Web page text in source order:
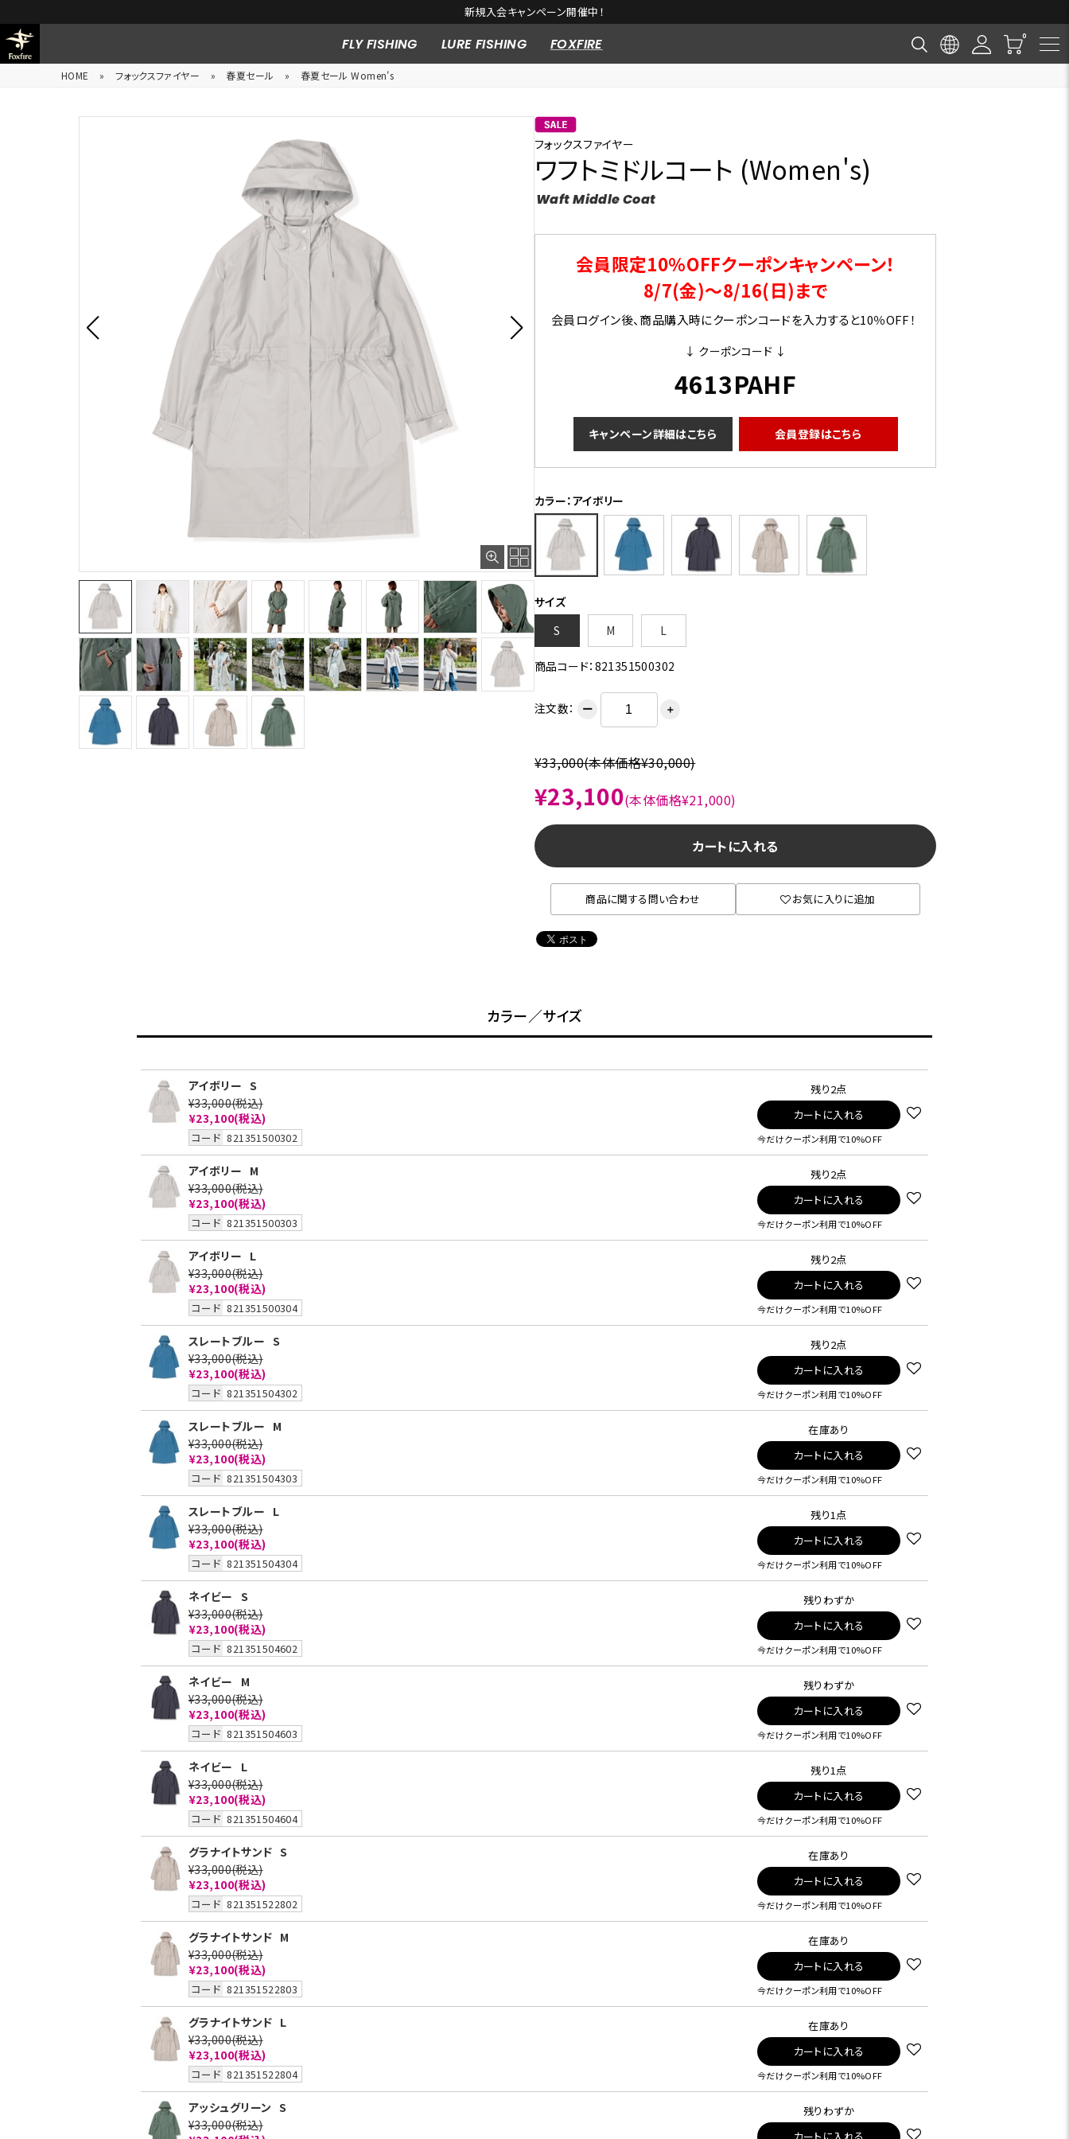
新規入会キャンペーン開催中！
FLY FISHING LURE FISHING FOXFIRE
HOME » フォックスファイヤー » 春夏セール » 春夏セール Women's
フォックスファイヤー
ワフトミドルコート (Women's)
Waft Middle Coat
会員限定10％OFFクーポンキャンペーン！
8/7(金)～8/16(日)まで
会員ログイン後、商品購入時にクーポンコードを入力すると10％OFF！
↓ クーポンコード ↓
4613PAHF
キャンペーン詳細はこちら 会員登録はこちら
カラー：アイボリー
サイズ
S
M L
商品コード：821351500302
注文数： ー ＋
¥33,000(本体価格¥30,000)
¥23,100(本体価格¥21,000)
カートに入れる
商品に関する問い合わせ お気に入りに追加
カラー／サイズ
アイボリー S
¥33,000(税込)
¥23,100(税込)
コード 821351500302
残り2点
カートに入れる
今だけクーポン利用で10%OFF
アイボリー M
¥33,000(税込)
¥23,100(税込)
コード 821351500303
残り2点
カートに入れる
今だけクーポン利用で10%OFF
アイボリー L
¥33,000(税込)
¥23,100(税込)
コード 821351500304
残り2点
カートに入れる
今だけクーポン利用で10%OFF
スレートブルー S
¥33,000(税込)
¥23,100(税込)
コード 821351504302
残り2点
カートに入れる
今だけクーポン利用で10%OFF
スレートブルー M
¥33,000(税込)
¥23,100(税込)
コード 821351504303
在庫あり
カートに入れる
今だけクーポン利用で10%OFF
スレートブルー L
¥33,000(税込)
¥23,100(税込)
コード 821351504304
残り1点
カートに入れる
今だけクーポン利用で10%OFF
ネイビー S
¥33,000(税込)
¥23,100(税込)
コード 821351504602
残りわずか
カートに入れる
今だけクーポン利用で10%OFF
ネイビー
M
¥33,000(税込)
¥23,100(税込)
コード 821351504603
残りわずか
カートに入れる
今だけクーポン利用で10%OFF
ネイビー
L
¥33,000(税込)
¥23,100(税込)
コード 821351504604
残り1点
カートに入れる
今だけクーポン利用で10%OFF
グラナイトサンド S
¥33,000(税込)
¥23,100(税込)
コード 821351522802
在庫あり
カートに入れる
今だけクーポン利用で10%OFF
グラナイトサンド M
¥33,000(税込)
¥23,100(税込)
コード 821351522803
在庫あり
カートに入れる
今だけクーポン利用で10%OFF
グラナイトサンド L
¥33,000(税込)
¥23,100(税込)
コード 821351522804
在庫あり
カートに入れる
今だけクーポン利用で10%OFF
アッシュグリーン S
¥33,000(税込)
残りわずか
カートに入れる